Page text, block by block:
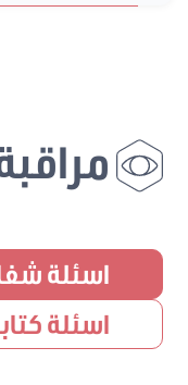
اسئلة
اسئلة